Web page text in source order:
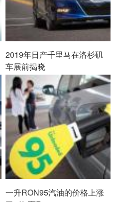
2019年日产千里马在洛杉矶
车展前揭晓
一升RON95汽油的价格上涨